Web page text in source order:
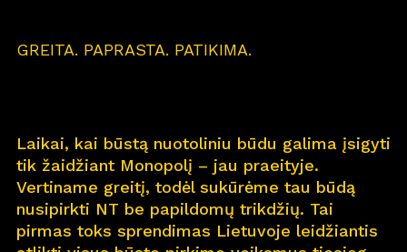
GREITA. PAPRASTA. PATIKIMA.
Laikai, kai būstą nuotoliniu būdu galima įsigyti
tik žaidžiant Monopolį – jau praeityje.
Vertiname greitį, todėl sukūrėme tau būdą
nusipirkti NT be papildomų trikdžių. Tai
pirmas toks sprendimas Lietuvoje leidžiantis